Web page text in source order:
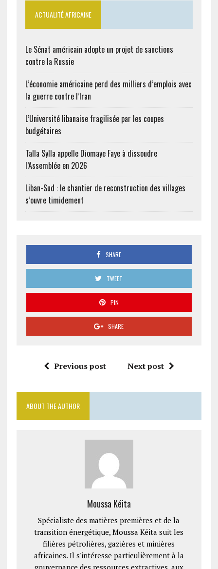
ACTUALITÉ AFRICAINE
Le Sénat américain adopte un projet de sanctions
contre la Russie
L’économie américaine perd des milliers d’emplois avec
la guerre contre l’Iran
L’Université libanaise fragilisée par les coupes
budgétaires
Talla Sylla appelle Diomaye Faye à dissoudre
l’Assemblée en 2026
Liban-Sud : le chantier de reconstruction des villages
s’ouvre timidement
SHARE
TWEET
PIN
SHARE
Previous post Next post
ABOUT THE AUTHOR
Moussa Kéita
Spécialiste des matières premières et de la
transition énergétique, Moussa Kéita suit les
filières pétrolières, gazières et minières
africaines. Il s'intéresse particulièrement à la